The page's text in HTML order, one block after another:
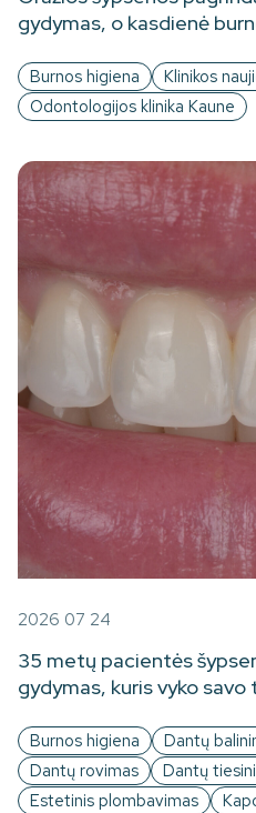
gydymas, o kasdienė
Burnos higiena
Klinikos
Odontologijos klinika Kaune
2026 07 24
35 metų pacientės
gydymas, kuris vyko savo
Burnos higiena Dantų
Dantų rovimas
Dantų
Estetinis plombavimas